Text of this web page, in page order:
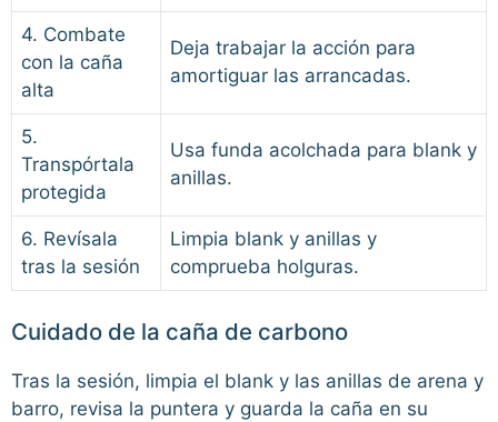
4. Combate
con la caña
alta
Deja trabajar la acción para
amortiguar las arrancadas.
5.
Transpórtala
protegida
Usa funda acolchada para blank y
anillas.
6. Revísala
tras la sesión
Limpia blank y anillas y
comprueba holguras.
Cuidado de la caña de carbono
Tras la sesión, limpia el blank y las anillas de arena y
barro, revisa la puntera y guarda la caña en su